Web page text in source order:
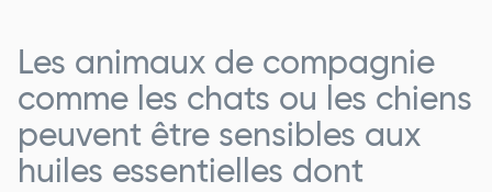
Les animaux de compagnie
comme les chats ou les chiens
peuvent être sensibles aux
huiles essentielles dont